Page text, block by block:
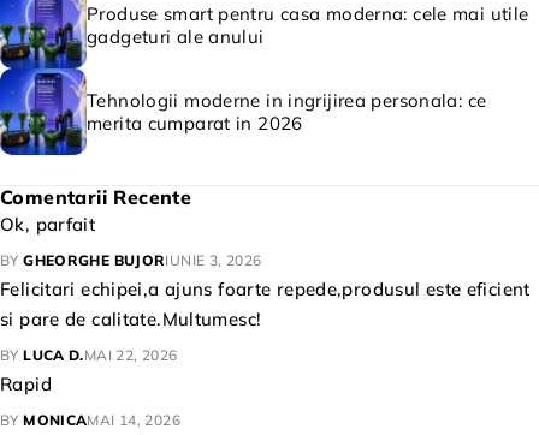
Produse smart pentru casa moderna: cele mai utile
gadgeturi ale anului
Tehnologii moderne in ingrijirea personala: ce
merita cumparat in 2026
Comentarii Recente
Ok, parfait
BY GHEORGHE BUJORIUNIE 3, 2026
Felicitari echipei,a ajuns foarte repede,produsul este eficient
si pare de calitate.Multumesc!
BY LUCA D.MAI 22, 2026
Rapid
BY MONICAMAI 14, 2026